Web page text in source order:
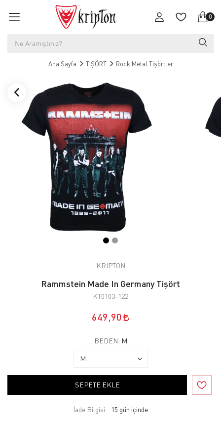
0
Ana Sayfa TİŞÖRT Rock Metal Tişörtler
KRIPTON
Rammstein Made In Germany Tişört
KT0103-122
649,90
BEDEN: M
SEPETE EKLE
İade Bilgisi: